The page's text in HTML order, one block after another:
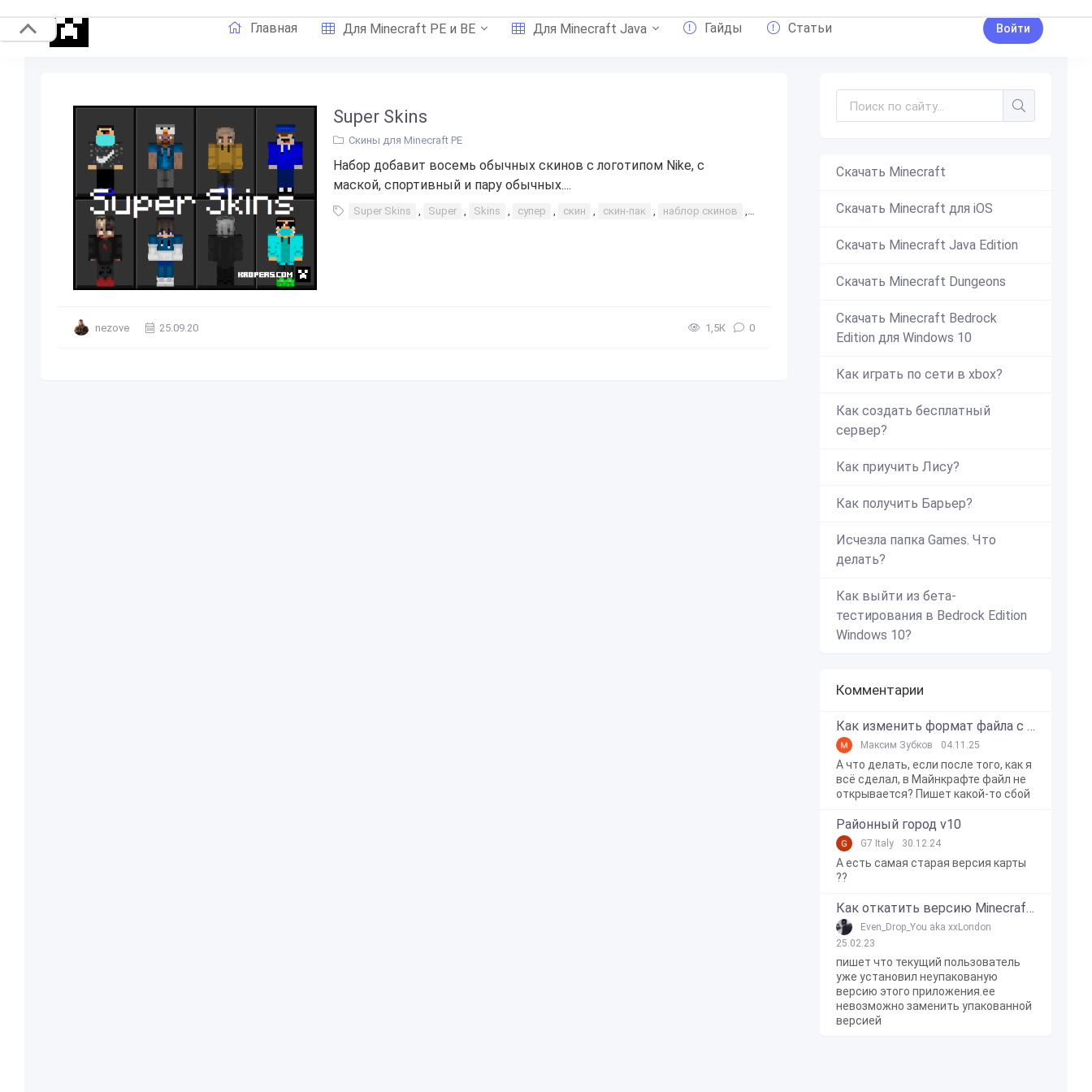
Главная Для Minecraft PE и BE Для Minecraft Java Гайды Статьи Войти
Super Skins
Скины для Minecraft PE
Набор добавит восемь обычных скинов с логотипом Nike, с
маской, спортивный и пару обычных....
Super Skins , Super , Skins , супер , скин , скин-пак , наблор скинов , скин с маской , скин от короны , скин от
nezove 25.09.20 1,5К 0
Скачать Minecraft
Скачать Minecraft для iOS
Скачать Minecraft Java Edition
Скачать Minecraft Dungeons
Скачать Minecraft Bedrock
Edition для Windows 10
Как играть по сети в xbox?
Как создать бесплатный
сервер?
Как приучить Лису?
Как получить Барьер?
Исчезла папка Games. Что
делать?
Как выйти из бета-
тестирования в Bedrock Edition
Windows 10?
Комментарии
Как изменить формат файла с zip в mcworld?
Максим Зубков 04.11.25
А что делать, если после того, как я
всё сделал, в Майнкрафте файл не
открывается? Пишет какой-то сбой
Районный город v10
G7 Italy 30.12.24
А есть самая старая версия карты
??
Как откатить версию Minecraft Bedrock Edition на Windows 10?
Even_Drop_You aka xxLondon
25.02.23
пишет что текущий пользователь
уже установил неупакованую
версию этого приложения.ее
невозможно заменить упакованной
версией